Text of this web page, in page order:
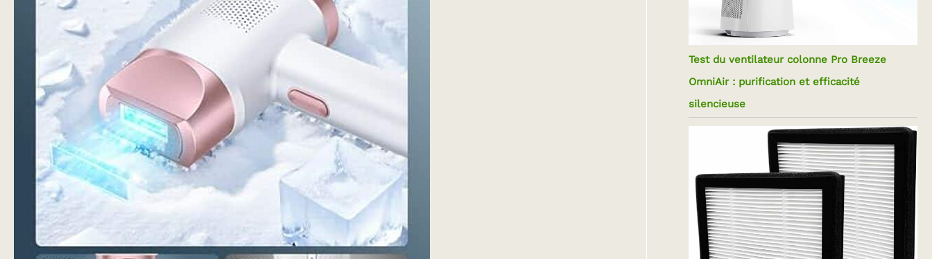
Test du ventilateur colonne Pro Breeze
OmniAir : purification et efficacité
silencieuse